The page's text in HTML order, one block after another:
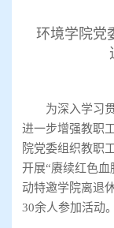
环境学院党
为深入学习
进一步增强教职
院党委组织教职
开展“赓续红色
动特邀学院离退
30余人参加活动。